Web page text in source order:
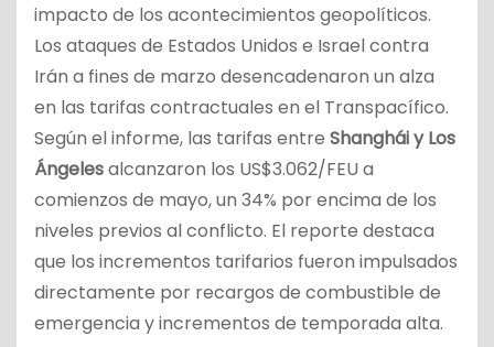
impacto de los acontecimientos geopolíticos.
Los ataques de Estados Unidos e Israel contra
Irán a fines de marzo desencadenaron un alza
en las tarifas contractuales en el Transpacífico.
Según el informe, las tarifas entre Shanghái y Los
Ángelesalcanzaron los US$3.062/FEU a
comienzos de mayo, un 34% por encima de los
niveles previos al conflicto. El reporte destaca
que los incrementos tarifarios fueron impulsados
directamente por recargos de combustible de
emergencia y incrementos de temporada alta.